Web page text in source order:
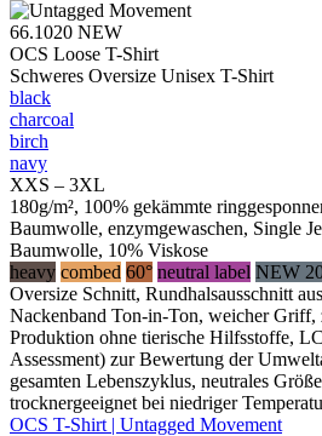
66.1020 NEW
OCS Loose T-Shirt
Schweres Oversize Unisex T-Shirt
black
charcoal
birch
navy
XXS – 3XL
180g/m², 100% gekämmte
Baumwolle, enzymgewaschen, Single
Baumwolle, 10% Viskose
heavy combed 60° neutral label NEW
Oversize Schnitt, Rundhalsausschnitt
Nackenband Ton-in-Ton, weicher Griff,
Produktion ohne tierische Hilfsstoffe,
Assessment) zur Bewertung der
gesamten Lebenszyklus, neutrales
trocknergeeignet bei niedriger
OCS T-Shirt | Untagged Movement